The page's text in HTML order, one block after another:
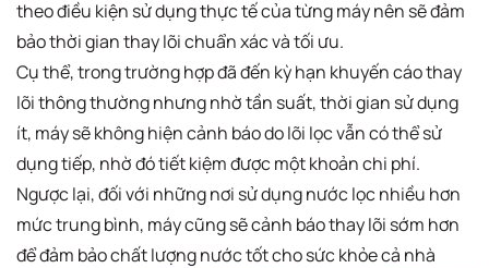
theo điều kiện sử dụng thực tế của từng máy nên sẽ đảm
bảo thời gian thay lõi chuẩn xác và tối ưu.
Cụ thể, trong trường hợp đã đến kỳ hạn khuyến cáo thay
lõi thông thường nhưng nhờ tần suất, thời gian sử dụng
ít, máy sẽ không hiện cảnh báo do lõi lọc vẫn có thể sử
dụng tiếp, nhờ đó tiết kiệm được một khoản chi phí.
Ngược lại, đối với những nơi sử dụng nước lọc nhiều hơn
mức trung bình, máy cũng sẽ cảnh báo thay lõi sớm hơn
để đảm bảo chất lượng nước tốt cho sức khỏe cả nhà